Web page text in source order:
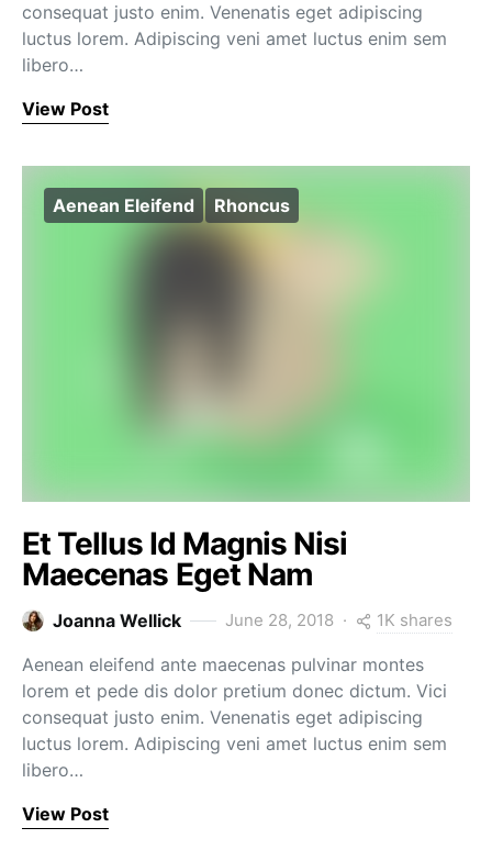
consequat justo enim. Venenatis eget adipiscing
luctus lorem. Adipiscing veni amet luctus enim sem
libero…
View Post
Aenean Eleifend Rhoncus
Et Tellus Id Magnis Nisi
Maecenas Eget Nam
Joanna Wellick June 28, 2018 1K shares
Aenean eleifend ante maecenas pulvinar montes
lorem et pede dis dolor pretium donec dictum. Vici
consequat justo enim. Venenatis eget adipiscing
luctus lorem. Adipiscing veni amet luctus enim sem
libero…
View Post